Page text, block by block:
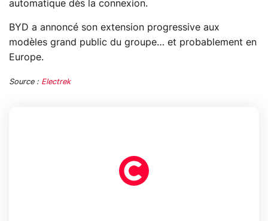
automatique dès la connexion.
BYD a annoncé son extension progressive aux
modèles grand public du groupe… et probablement en
Europe.
Source : Electrek